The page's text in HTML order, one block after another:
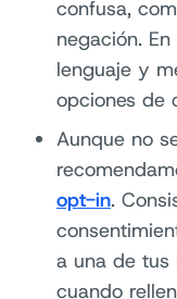
confusa,
negación.
lenguaje y
opciones de
Aunque no
opt-in.
a una de tus
cuando